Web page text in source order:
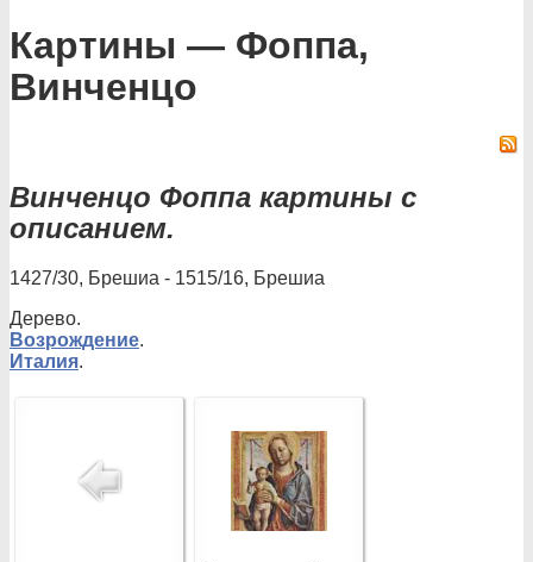
Картины — Фоппа,
Винченцо
Винченцо Фоппа картины с
описанием.
1427/30, Брешиа - 1515/16, Брешиа
Дерево.
Возрождение.
Италия.